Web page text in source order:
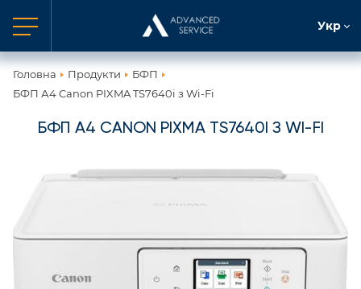
Укр
Головна Продукти
БФП
БФП А4 Canon PIXMA TS7640i з Wi-Fi
БФП А4 CANON PIXMA TS7640I З WI-FI